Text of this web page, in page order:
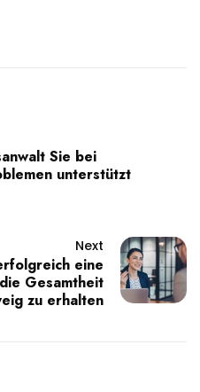
Sie bei
unterstützt
Next
eine
Gesamtheit
zu erhalten